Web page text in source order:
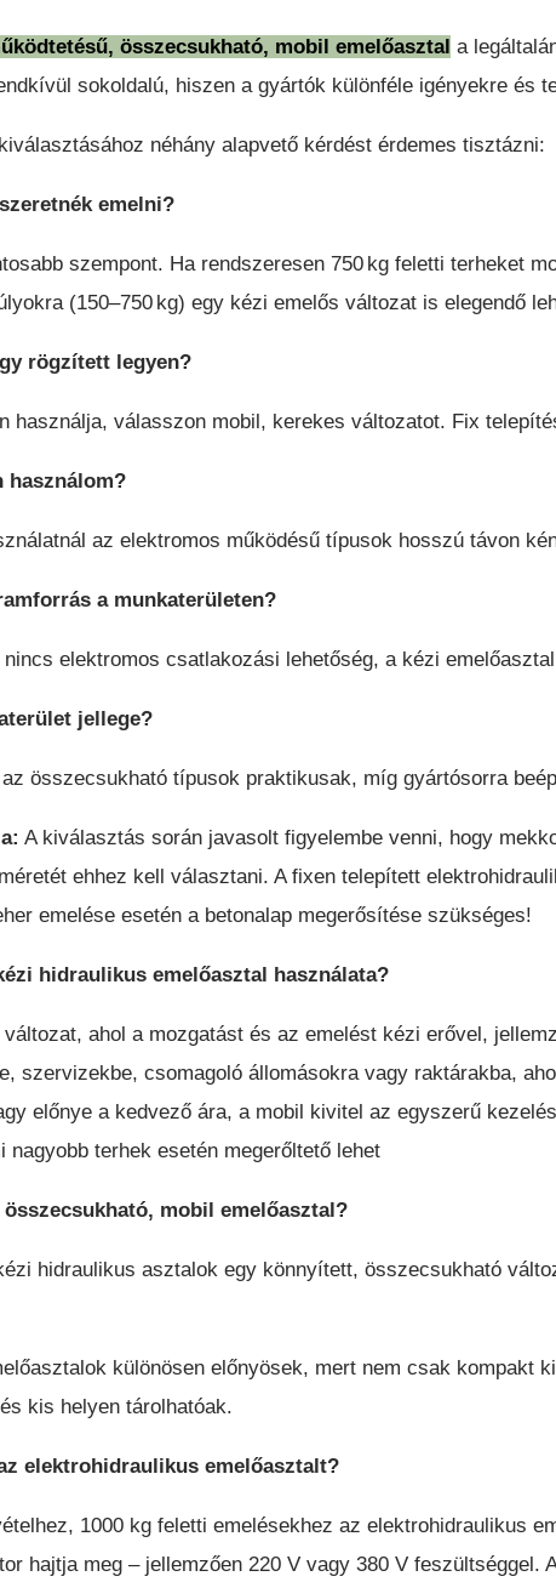
KAROS/OSZLOPOS
összecsukható, mobil emelőasztal a
sokoldalú, hiszen a gyártók különféle igényekre és
néhány alapvető kérdést érdemes tisztázni:
emelni?
szempont. Ha rendszeresen 750 kg feletti terheket
(150–750 kg) egy kézi emelős változat is elegendő
rögzített legyen?
használja, válasszon mobil, kerekes változatot. Fix
használom?
az elektromos működésű típusok hosszú távon
a munkaterületen?
nincs elektromos csatlakozási lehetőség, a kézi
jellege?
összecsukható típusok praktikusak, míg gyártósorra
A kiválasztás során javasolt figyelembe venni, hogy
ehhez kell választani. A fixen telepített
emelése esetén a betonalap megerősítése szükséges!
hidraulikus emelőasztal használata?
ahol a mozgatást és az emelést kézi erővel,
szervizekbe, csomagoló állomásokra vagy raktárakba,
előnye a kedvező ára, a mobil kivitel az egyszerű
nagyobb terhek esetén megerőltető lehet
mobil emelőasztal?
hidraulikus asztalok egy könnyített, összecsukható
különösen előnyösek, mert nem csak kompakt
kis helyen tárolhatóak.
elektrohidraulikus emelőasztalt?
1000 kg feletti emelésekhez az elektrohidraulikus
hajtja meg – jellemzően 220 V vagy 380 V